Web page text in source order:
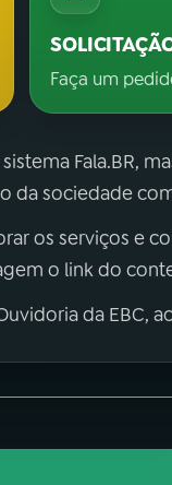
Faça um
Fala.BR,
da sociedade
os serviços e
o link do
da EBC,